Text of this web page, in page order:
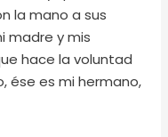
la mano a sus
madre y mis
hace la voluntad
ése es mi hermano,